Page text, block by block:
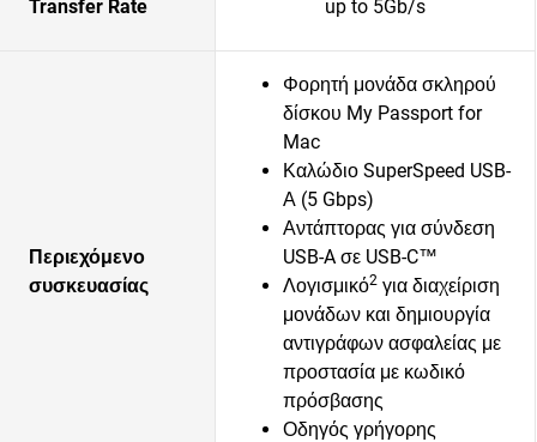
Transfer Rate up to 5Gb/s
Περιεχόμενο
συσκευασίας
Φορητή μονάδα σκληρού
δίσκου My Passport for
Mac
Καλώδιο SuperSpeed USB-
Α (5 Gbps)
Αντάπτορας για σύνδεση
USB-A σε USB-C™
Λογισμικό2 για διαχείριση
μονάδων και δημιουργία
αντιγράφων ασφαλείας με
προστασία με κωδικό
πρόσβασης
Οδηγός γρήγορης